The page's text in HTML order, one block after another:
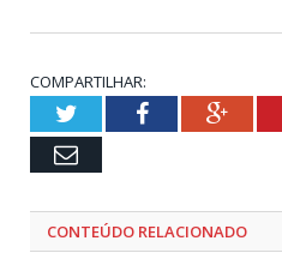
COMPARTILHAR:
TwitterFacebook
Email
CONTEÚDO RELACIONADO